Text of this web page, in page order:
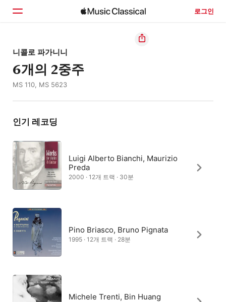
로그인
홈
둘러보기
니콜로 파가니니
6개의 2중주
MS 110, MS 5623
인기 레코딩
Luigi Alberto Bianchi, Maurizio
Preda
2000 · 12개 트랙 · 30분
Pino Briasco, Bruno Pignata
1995 · 12개 트랙 · 28분
Michele Trenti, Bin Huang